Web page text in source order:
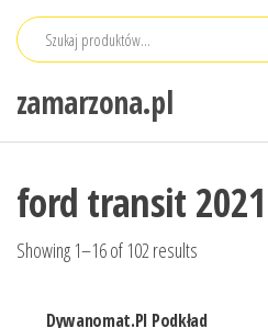
Przejdź
zamarzona.pl
ford transit 2021
Showing 1–16 of 102 results
Dywanomat.Pl Podkład